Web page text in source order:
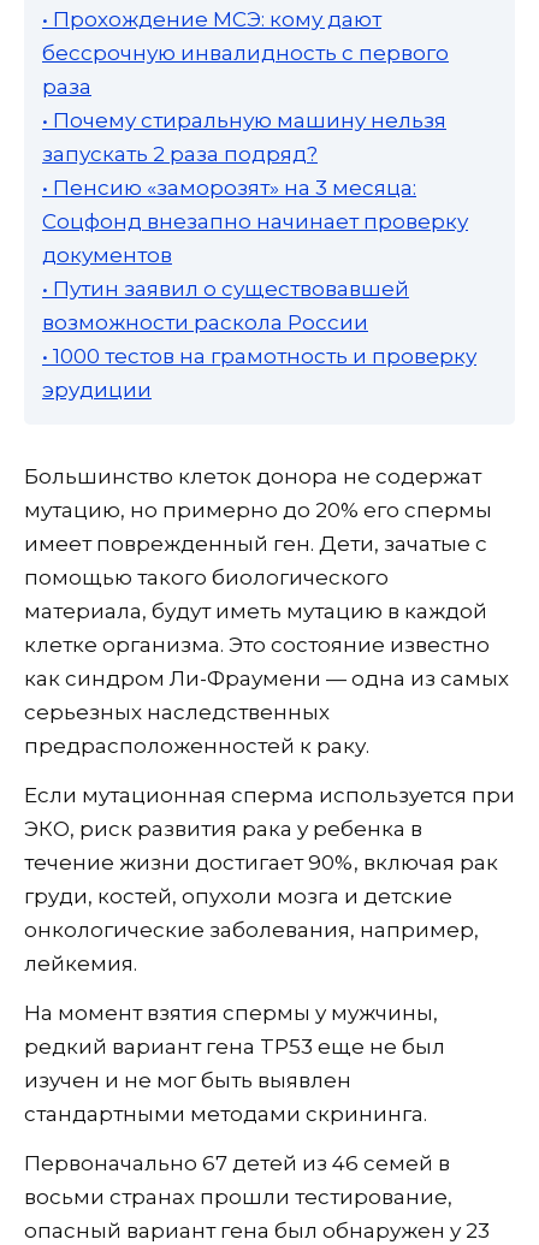
• Прохождение МСЭ: кому дают
бессрочную инвалидность с первого
раза
• Почему стиральную машину нельзя
запускать 2 раза подряд?
• Пенсию «заморозят» на 3 месяца:
Соцфонд внезапно начинает проверку
документов
• Путин заявил о существовавшей
возможности раскола России
• 1000 тестов на грамотность и проверку
эрудиции
Большинство клеток донора не содержат
мутацию, но примерно до 20% его спермы
имеет поврежденный ген. Дети, зачатые с
помощью такого биологического
материала, будут иметь мутацию в каждой
клетке организма. Это состояние известно
как синдром Ли-Фраумени — одна из самых
серьезных наследственных
предрасположенностей к раку.
Если мутационная сперма используется при
ЭКО, риск развития рака у ребенка в
течение жизни достигает 90%, включая рак
груди, костей, опухоли мозга и детские
онкологические заболевания, например,
лейкемия.
На момент взятия спермы у мужчины,
редкий вариант гена TP53 еще не был
изучен и не мог быть выявлен
стандартными методами скрининга.
Первоначально 67 детей из 46 семей в
восьми странах прошли тестирование,
опасный вариант гена был обнаружен у 23